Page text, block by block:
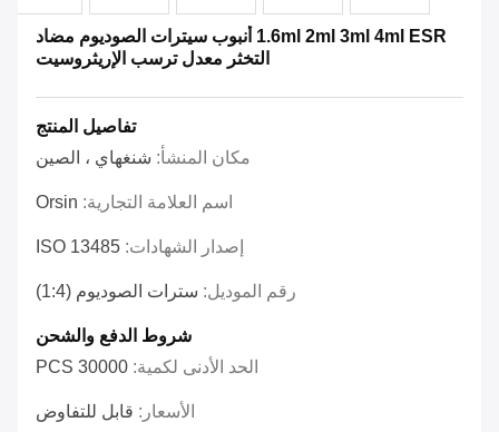
1.6ml 2ml 3ml 4ml ESR أنبوب سيترات الصوديوم مضاد
التخثر معدل ترسب الإريثروسيت
تفاصيل المنتج
مكان المنشأ: شنغهاي ، الصين
اسم العلامة التجارية: Orsin
إصدار الشهادات: ISO 13485
رقم الموديل: سترات الصوديوم (1:4)
شروط الدفع والشحن
الحد الأدنى لكمية: 30000 PCS
الأسعار: قابل للتفاوض